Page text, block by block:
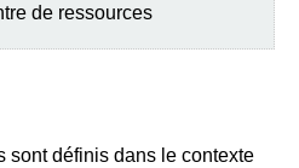
de ressources
sont définis dans le contexte